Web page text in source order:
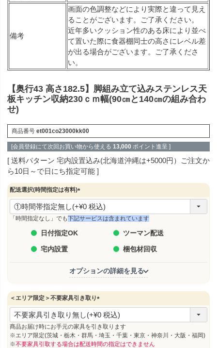
備考
画面の色調整などにより実際と違って見え
ることがございます。ご了承ください。
近年多いクッション性のある床により並べ
て置いた際に食器棚同士の高さにレベル差
が出る場合がございます。ご了承くださ
い。
【奥行43 高さ182.5】脚組み立て込みステンレス天
板キッチン収納230ｃｍ幅(90㎝と140㎝の組み合わ
せ)
商品番号 et001co23000kk00
[会員登録にて次回お買い物から使える 13,000 ポイント進呈 ]
送料パターン 宅内設置込み(北海道沖縄は+5000円）ご注文か
ら10日～で日にち指定可能
配送選択(時間指定は有料)
(
必
須
「時間指定なし」でも下記サービスは含まれています
日付指定OK ツーマン配送
宅内設置 梱包材回収
オプションの詳細を見る
＜エリア限定＞不要家具引き取り
(
必
須
商品お届け時にお手元の家具を引き取ります
※エリア限定(茨城・栃木・群馬・埼玉・千葉・東京・神奈川・大阪・福岡)
※不要家具引取する場合は配送時間の指定はできません